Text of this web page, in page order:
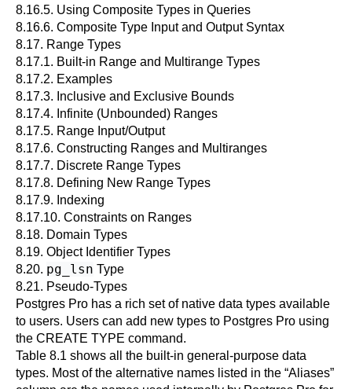
8.16.5. Using Composite Types in Queries
8.16.6. Composite Type Input and Output Syntax
8.17. Range Types
8.17.1. Built-in Range and Multirange Types
8.17.2. Examples
8.17.3. Inclusive and Exclusive Bounds
8.17.4. Infinite (Unbounded) Ranges
8.17.5. Range Input/Output
8.17.6. Constructing Ranges and Multiranges
8.17.7. Discrete Range Types
8.17.8. Defining New Range Types
8.17.9. Indexing
8.17.10. Constraints on Ranges
8.18. Domain Types
8.19. Object Identifier Types
8.20. pg_lsn Type
8.21. Pseudo-Types
Postgres Pro has a rich set of native data types available
to users. Users can add new types to Postgres Pro using
the CREATE TYPE command.
Table 8.1 shows all the built-in general-purpose data
types. Most of the alternative names listed in the “Aliases”